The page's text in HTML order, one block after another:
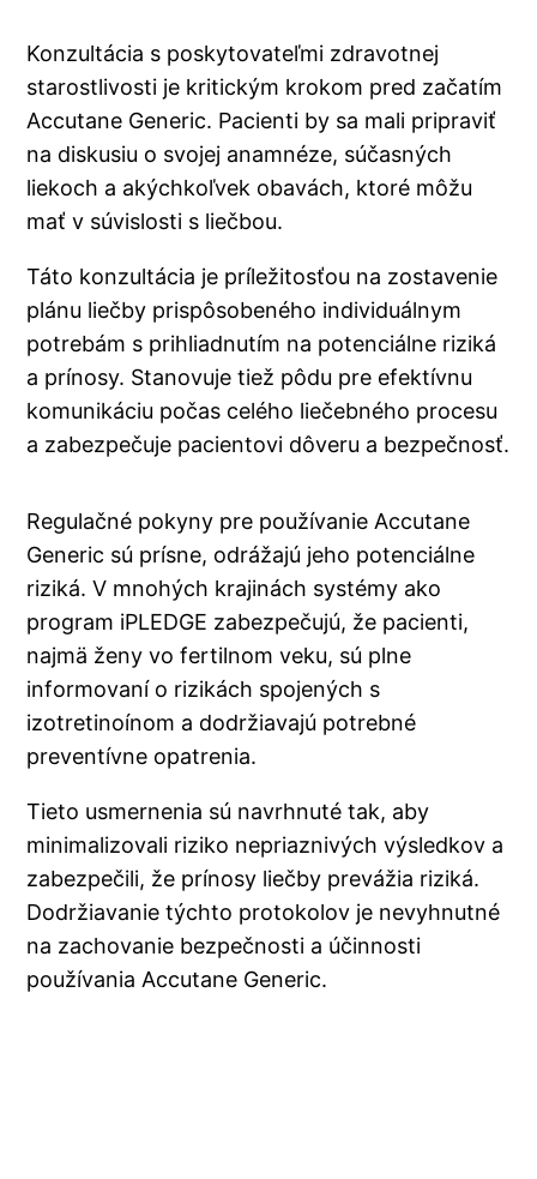
Konzultácia s poskytovateľmi zdravotnej
starostlivosti je kritickým krokom pred začatím
Accutane Generic. Pacienti by sa mali pripraviť
na diskusiu o svojej anamnéze, súčasných
liekoch a akýchkoľvek obavách, ktoré môžu
mať v súvislosti s liečbou.
Táto konzultácia je príležitosťou na zostavenie
plánu liečby prispôsobeného individuálnym
potrebám s prihliadnutím na potenciálne riziká
a prínosy. Stanovuje tiež pôdu pre efektívnu
komunikáciu počas celého liečebného procesu
a zabezpečuje pacientovi dôveru a bezpečnosť.
Regulačné pokyny pre používanie Accutane
Generic sú prísne, odrážajú jeho potenciálne
riziká. V mnohých krajinách systémy ako
program iPLEDGE zabezpečujú, že pacienti,
najmä ženy vo fertilnom veku, sú plne
informovaní o rizikách spojených s
izotretinoínom a dodržiavajú potrebné
preventívne opatrenia.
Tieto usmernenia sú navrhnuté tak, aby
minimalizovali riziko nepriaznivých výsledkov a
zabezpečili, že prínosy liečby prevážia riziká.
Dodržiavanie týchto protokolov je nevyhnutné
na zachovanie bezpečnosti a účinnosti
používania Accutane Generic.